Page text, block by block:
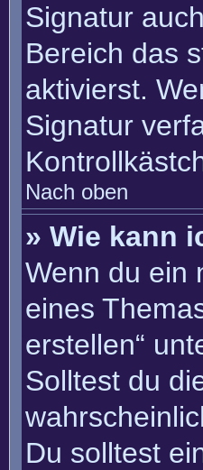
Signatur
Bereich das
aktivierst.
Signatur
Nach oben
» Wie kann
Wenn du ein
eines
erstellen“
Solltest du
Du solltest